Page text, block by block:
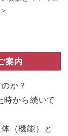
案内
か？
時から続いて
（機能）と